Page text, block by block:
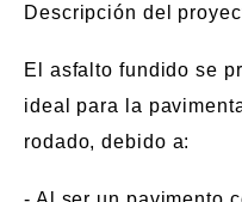
Descripción del
El asfalto fundido se
ideal para la
rodado, debido a: